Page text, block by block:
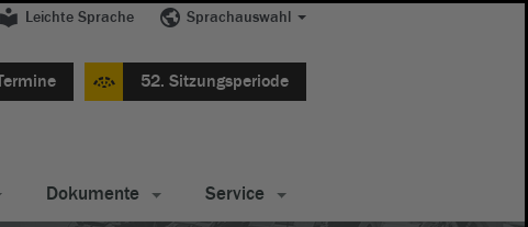
Leichte Sprache Sprachauswahl
52. Sitzungsperiode
Dokumente Service